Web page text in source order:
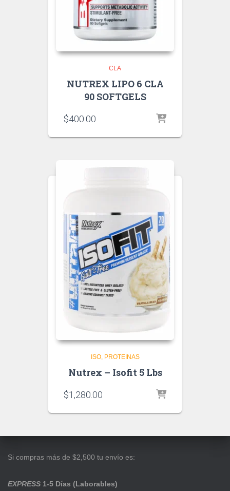
CLA
NUTREX LIPO 6 CLA
90 SOFTGELS
$400.00
ISO PROTEINAS
Nutrex – Isofit 5 Lbs
$1,280.00
Si compras más de $2,500 tu envío es:
EXPRESS 1-5 Días (Laborables)